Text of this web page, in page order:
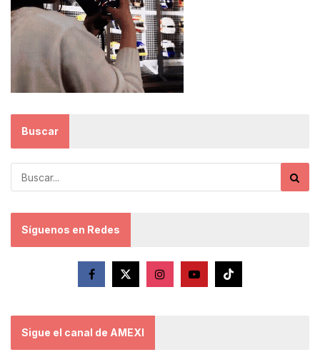
Buscar
Síguenos en Redes
Sigue el canal de AMEXI